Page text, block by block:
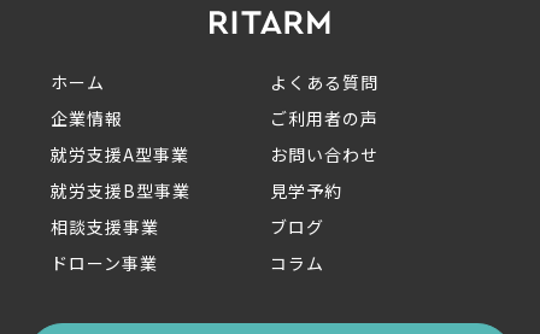
ホーム
企業情報
就労支援A型事業
就労支援B型事業
相談支援事業
ドローン事業
よくある質問
ご利用者の声
お問い合わせ
見学予約
ブログ
コラム